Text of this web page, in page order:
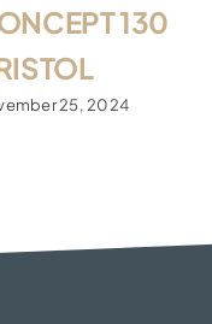
130
25, 2024